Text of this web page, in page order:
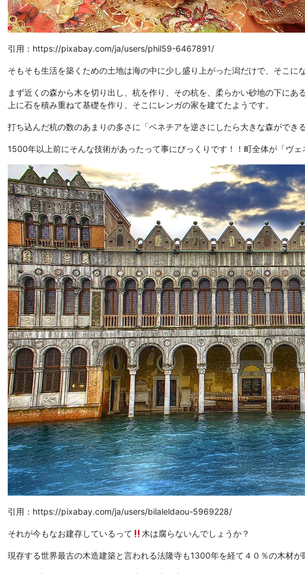
引用： https://pixabay.com/ja/users/phil59-6467891/
そもそも生活を築くための土地は海の中に少し盛り上がった潟だけで、そこに
まず近くの森から木を切り出し、杭を作り、その杭を、柔らかい砂地の下に
上に石を積み重ねて基礎を作り、そこにレンガの家を建てたようです。
打ち込んだ杭の数のあまりの多さに「ベネチアを逆さにしたら大きな森ができ
1500年以上前にそんな技術があったって事にびっくりです！！町全体が「ヴェ
引用： https://pixabay.com/ja/users/bilaleldaou-5969228/
それが今もなお建存しているって 木は腐らないんでしょうか？
現存する世界最古の木造建築と言われる法隆寺も1300年を経て４０％の木材